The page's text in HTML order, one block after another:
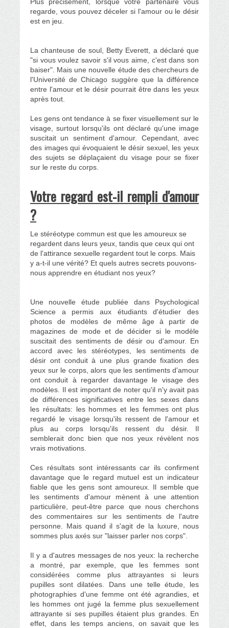
regarde, vous pouvez déceler si l'amour ou le désir
est en jeu.
La chanteuse de soul, Betty Everett, a déclaré que
"si vous voulez savoir s'il vous aime, c'est dans son
baiser". Mais une nouvelle étude des chercheurs de
l'Université de Chicago suggère que la différence
entre l'amour et le désir pourrait être dans les yeux
après tout.
Les gens ont tendance à se fixer visuellement sur le
visage, surtout lorsqu'ils ont déclaré qu'une image
suscitait un sentiment d'amour.
Cependant, avec
des images qui évoquaient le désir sexuel, les yeux
des sujets se déplaçaient du visage pour se fixer
sur le reste du corps.
Votre regard est-il rempli d'amour
?
Le stéréotype commun est que les amoureux se
regardent dans leurs yeux, tandis que ceux qui ont
de l'attirance sexuelle regardent tout le corps. Mais
y a-t-il une vérité? Et quels autres secrets pouvons-
nous apprendre en étudiant nos yeux?
Une nouvelle étude publiée dans Psychological
Science a permis aux étudiants d'étudier des
photos de modèles de même âge à partir de
magazines de mode et de décider si le modèle
suscitait des sentiments de désir ou d'amour. En
accord avec les stéréotypes, les sentiments de
désir ont conduit à une plus grande fixation des
yeux sur le corps, alors que les sentiments d'amour
ont conduit à regarder davantage le visage des
modèles. Il est important de noter qu'il n'y avait pas
de différences significatives entre les sexes dans
les résultats: les hommes et les femmes ont plus
regardé le visage lorsqu'ils ressent de l'amour et
plus au corps lorsqu'ils ressent du désir. Il
semblerait donc bien que nos yeux révèlent nos
vrais motivations.
Ces résultats sont intéressants car ils confirment
davantage que le regard mutuel est un indicateur
fiable que les gens sont amoureux. Il semble que
les sentiments d'amour mènent à une attention
particulière, peut-être parce que nous cherchons
des commentaires sur les sentiments de l'autre
personne.
Mais quand il s'agit de la luxure, nous
sommes plus axés sur "laisser parler nos corps".
Il y a d'autres messages de nos yeux: la recherche
a montré, par exemple, que les femmes sont
considérées comme plus attrayantes si leurs
pupilles sont dilatées.
Dans une telle étude, les
photographies d'une femme ont été agrandies, et
les hommes ont jugé la femme plus sexuellement
attrayante si ses pupilles étaient plus grandes.
En
effet, dans les temps anciens, on savait que les